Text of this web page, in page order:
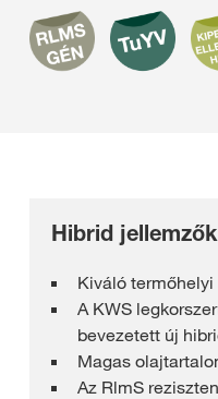
Hibrid jellemzők
Kiváló
A KWS
bevezetett új
Magas
Az RlmS